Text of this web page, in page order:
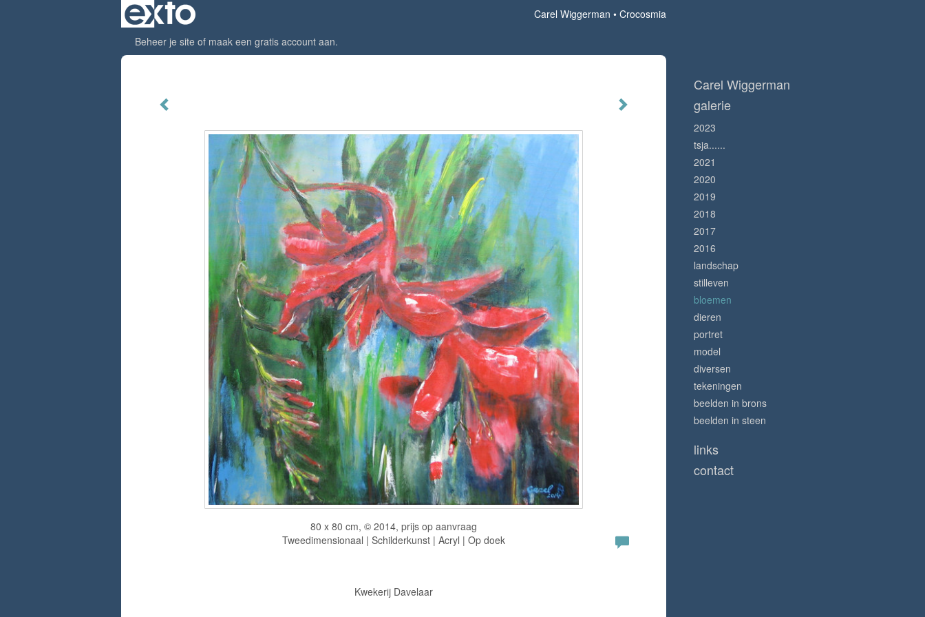
Carel Wiggerman
Crocosmia
Beheer je site of maak een gratis account aan.
80 x 80 cm, © 2014, prijs op aanvraag
Tweedimensionaal | Schilderkunst | Acryl | Op doek
Kwekerij Davelaar
Carel Wiggerman
galerie
2023
tsja......
2021
2020
2019
2018
2017
2016
landschap
stilleven
bloemen
dieren
portret
model
diversen
tekeningen
beelden in brons
beelden in steen
links
contact